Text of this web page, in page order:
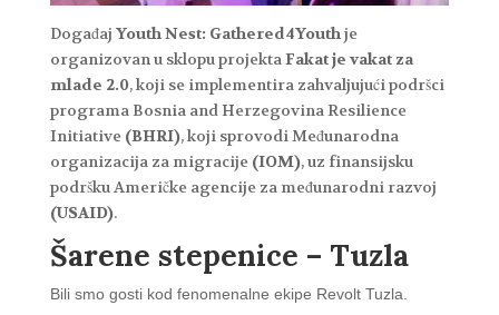
Događaj Youth Nest: Gathered4Youthje
organizovan u sklopu projektaFakat je vakat za
mlade 2.0, koji se implementira zahvaljujući podršci
programa Bosnia and Herzegovina Resilience
Initiative (BHRI), koji sprovodi Međunarodna
organizacija za migracije (IOM), uz finansijsku
podršku Američke agencije za međunarodni razvoj
(USAID).
Šarene stepenice – Tuzla
Bili smo gosti kod fenomenalne ekipe Revolt Tuzla.